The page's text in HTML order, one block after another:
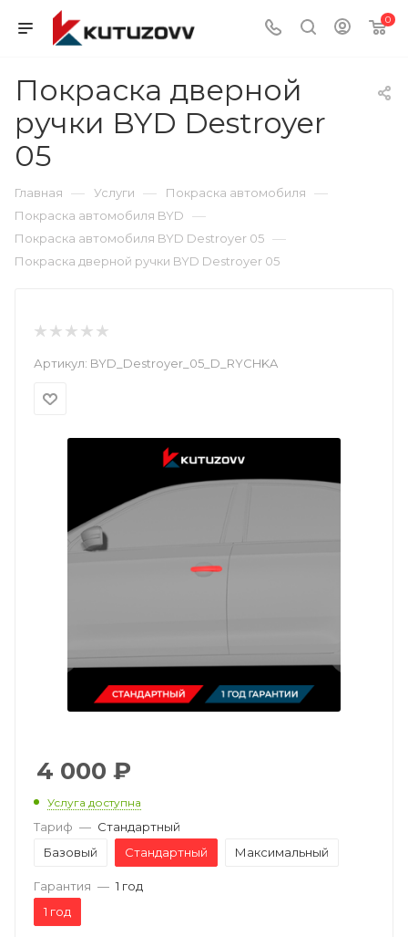
0
Покраска дверной
ручки BYD Destroyer
05
Главная — Услуги — Покраска автомобиля —
Покраска автомобиля BYD —
Покраска автомобиля BYD Destroyer 05 —
Покраска дверной ручки BYD Destroyer 05
Артикул: BYD_Destroyer_05_D_RYCHKA
4 000 ₽
Услуга доступна
Тариф — Стандартный
Базовый
Стандартный Максимальный
Гарантия — 1 год
1 год